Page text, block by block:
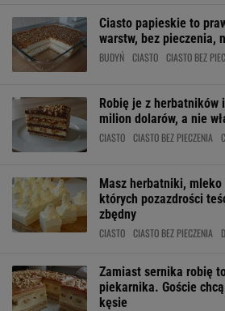
Ciasto papieskie to
warstw, bez pieczenia,
BUDYŃ CIASTO CIASTO BEZ
Robię je z
milion dolarów, a nie
CIASTO CIASTO BEZ PIECZENIA
Masz herbatniki,
których pozazdrości
zbędny
CIASTO CIASTO BEZ PIECZENIA
Zamiast sernika robię
piekarnika. Goście
kęsie